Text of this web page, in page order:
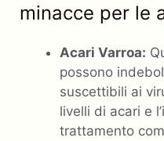
minacce per le
Acari Varroa:
possono
suscettibili ai
livelli di acari e
trattamento